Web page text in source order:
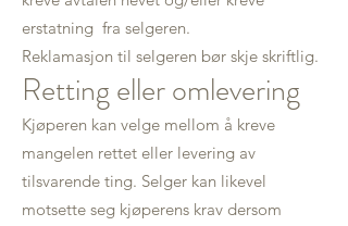
erstatning fra selgeren.
Reklamasjon til selgeren bør skje skriftlig.
Retting eller omlevering
Kjøperen kan velge mellom å kreve
mangelen rettet eller levering av
tilsvarende ting. Selger kan likevel
motsette seg kjøperens krav dersom